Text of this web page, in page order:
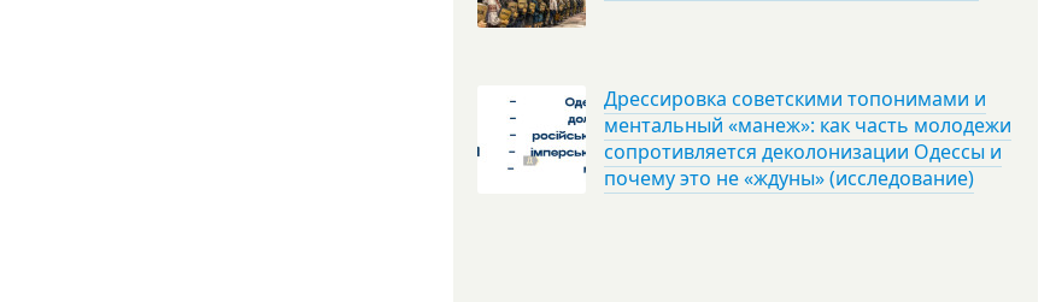
Дрессировка советскими топонимами и
ментальный «манеж»: как часть молодежи
сопротивляется деколонизации Одессы и
почему это не «ждуны» (исследование)